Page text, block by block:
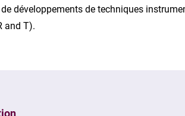
développements de techniques
and T).